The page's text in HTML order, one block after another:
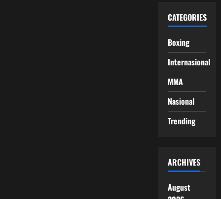
CATEGORIES
Boxing
Internasional
MMA
Nasional
Trending
ARCHIVES
August